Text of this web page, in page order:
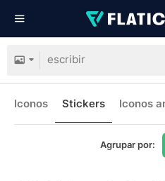
Iconos Stickers Iconos
Agrupar por: